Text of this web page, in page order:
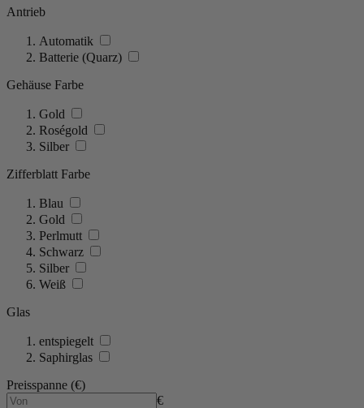
Antrieb
Automatik
Batterie (Quarz)
Gehäuse Farbe
Gold
Roségold
Silber
Zifferblatt Farbe
Blau
Gold
Perlmutt
Schwarz
Silber
Weiß
Glas
entspiegelt
Saphirglas
Preisspanne (€)
€